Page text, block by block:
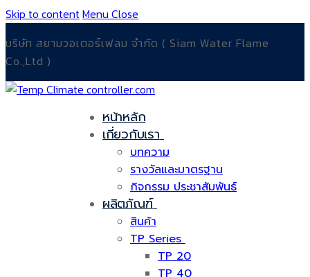
Skip to contentMenu Close
บริษัท สยามวอเตอร์เฟลม จำกัด ( Siam Water Flame
Co.,Ltd )
หน้าหลัก
เกี่ยวกับเรา
บทความ
รางวัลและมาตรฐาน
กิจกรรม ประชาสัมพันธ์
ผลิตภัณฑ์
สินค้า
TP Series
TP 20
TP 40